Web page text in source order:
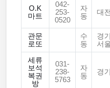
O.K
마트
042-
253-
0520
자
동
대
관문
로또
수
동
경
서
세류
보석
복권
방
031-
238-
5763
자
동
경